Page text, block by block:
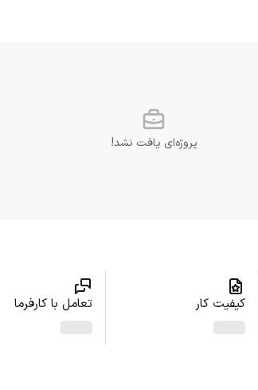
پروژه‌ای یافت نشد!
کیفیت کار تعامل با کارفرما